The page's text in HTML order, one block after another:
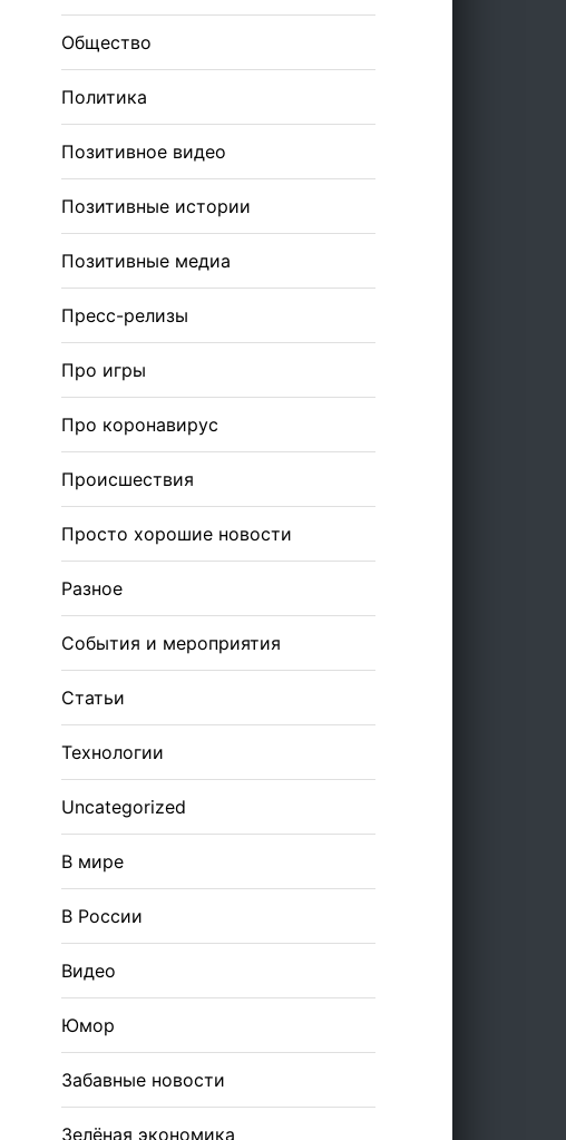
Общество
Политика
Позитивное видео
Позитивные истории
Позитивные медиа
Пресс-релизы
Про игры
Про коронавирус
Происшествия
Просто хорошие новости
Разное
События и мероприятия
Статьи
Технологии
Uncategorized
В мире
В России
Видео
Юмор
Забавные новости
Зелёная экономика